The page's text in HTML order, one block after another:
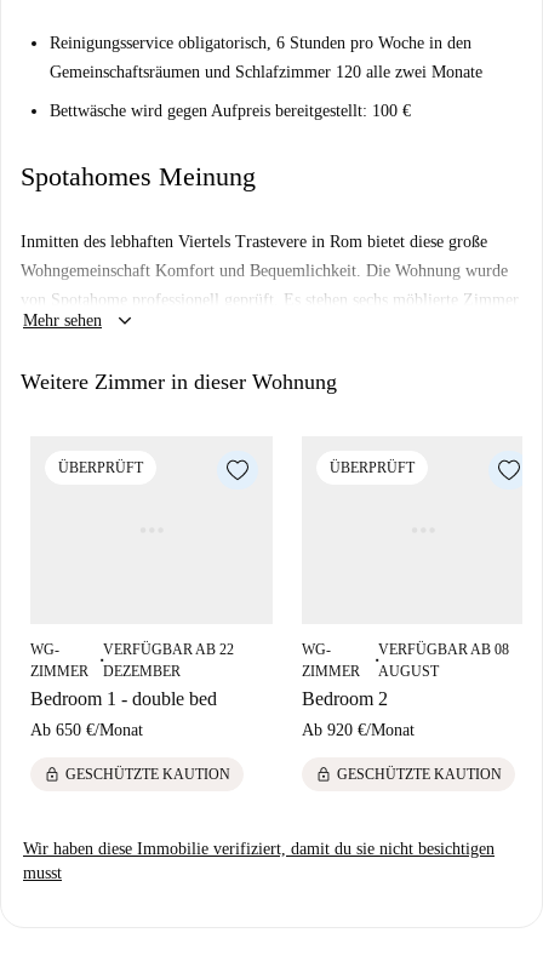
Reinigungsservice obligatorisch, 6 Stunden pro Woche in den
Gemeinschaftsräumen und Schlafzimmer 120 alle zwei Monate
Bettwäsche wird gegen Aufpreis bereitgestellt: 100 €
Spotahomes Meinung
Inmitten des lebhaften Viertels Trastevere in Rom bietet diese große
Wohngemeinschaft Komfort und Bequemlichkeit. Die Wohnung wurde
von Spotahome professionell geprüft. Es stehen sechs möblierte Zimmer
mit modernen Annehmlichkeiten wie eigener Waschmaschine, Fernseher,
Heizkosten sind inklusive, alle anderen Nebenkosten müssen direkt mit
Das Wohnen in Trastevere ermöglicht es den Mietern, Roms pulsierende
Kulturszene zu genießen. In unmittelbarer Nähe befinden sich diverse
Mehr sehen keyboard_arrow_down
Weitere Zimmer in dieser Wohnung
ÜBERPRÜFT
WG-
ZIMMER
■
VERFÜGBAR AB 22
DEZEMBER
Bedroom 1 - double bed
Ab 650 €/Monat
lock GESCHÜTZTE KAUTION
ÜBERPRÜFT
WG-
ZIMMER
■
VERFÜGBAR AB 08
AUGUST
Bedroom 2
Ab 920 €/Monat
lock GESCHÜTZTE KAUTION
Wir haben diese Immobilie verifiziert, damit du sie nicht besichtigen
musst